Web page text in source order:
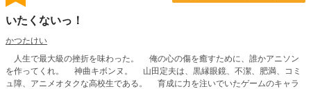
いたくないっ！
かつたけい
人生で最大級の挫折を味わった。 俺の心の傷を癒すために、誰かアニソン
を作ってくれ。 神曲キボンヌ。 山田定夫は、黒縁眼鏡、不潔、肥満、コミ
ュ障、アニメオタクな高校生である。 育成に力を注いでいたゲームのキャラ